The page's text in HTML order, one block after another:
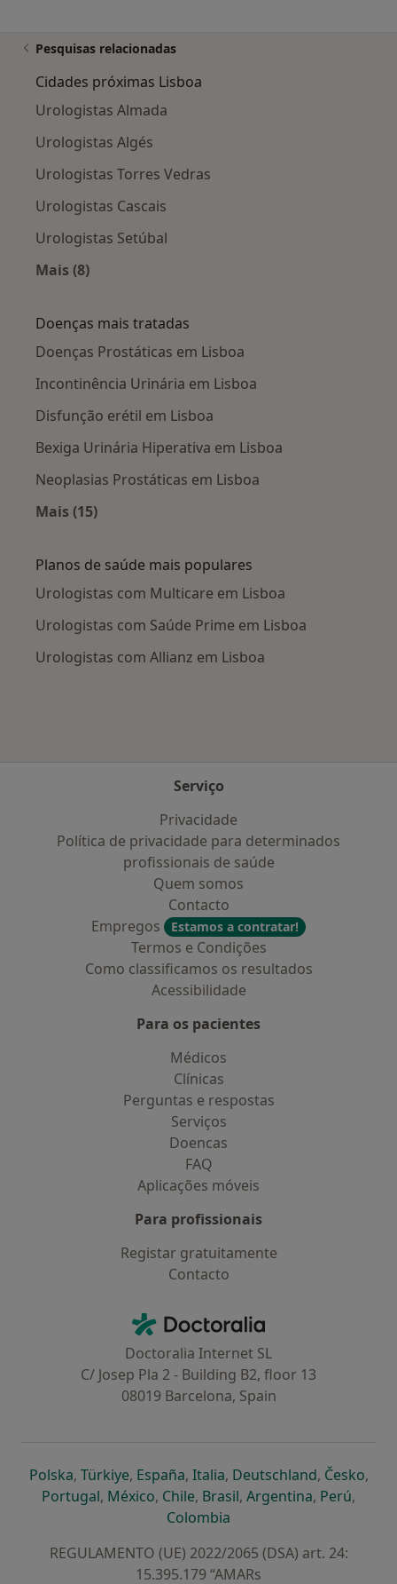
Pesquisas relacionadas
Cidades próximas Lisboa
Urologistas Almada
Urologistas Algés
Urologistas Torres Vedras
Urologistas Cascais
Urologistas Setúbal
Mais (8)
Doenças mais tratadas
Doenças Prostáticas em Lisboa
Incontinência Urinária em Lisboa
Disfunção erétil em Lisboa
Bexiga Urinária Hiperativa em Lisboa
Neoplasias Prostáticas em Lisboa
Mais (15)
Planos de saúde mais populares
Urologistas com Multicare em Lisboa
Urologistas com Saúde Prime em Lisboa
Urologistas com Allianz em Lisboa
Serviço
Privacidade
Política de privacidade para determinados
profissionais de saúde
Quem somos
Contacto
Empregos
Estamos a contratar!
Termos e Condições
Como classificamos os resultados
Acessibilidade
Para os pacientes
Médicos
Clínicas
Perguntas e respostas
Serviços
Doencas
FAQ
Aplicações móveis
Para profissionais
Registar gratuitamente
Contacto
Doctoralia - Homepage
Doctoralia Internet SL
C/ Josep Pla 2 - Building B2, floor 13
08019 Barcelona, Spain
Polskaabre num novo separador
, Türkiyeabre num novo separador
, Españaabre num novo separador
, Italiaabre num novo
, Deutschlandabre num
, Česko,
Portugalabre num novo separador
, Méxicoabre num novo separador
, Chileabre num novo separador
, Brasilabre num novo
, Argentinaabre num
, Perúabre
,
Colombia
REGULAMENTO (UE) 2022/2065 (DSA) art. 24:
15.395.179 “AMARs